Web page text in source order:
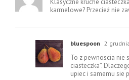
Klasyczne kruche
karmelowe? Przecież nie
bluespoon 2
To z pewnoscia nie
ciasteczka”.
upiec i samemu sie